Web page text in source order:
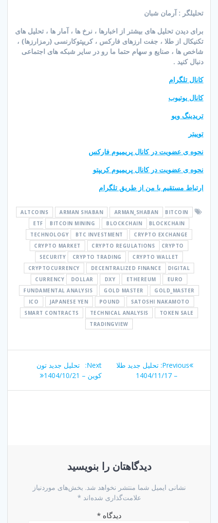
تحلیلگر : آرمان شبان
برای دیدن تحلیل های بیشتر از اخبارها ، نرخ ها ، آمار ها ، تحلیل های
تکنیکال از طلا ، جفت ارزهای فارکس ، کریپتوکارنسی (رمزارزها) ،
شاخص ها ، صنایع و سهام حتما ما رو در سایر شبکه های اجتماعی
دنبال کنید .
کانال تلگرام
کانال یوتیوب
تریدینگ ویو
توییتر
نحوه ی عضویت در کانال پریمیوم فارکس
نحوه ی عضویت در کانال پریمیوم کریپتو
ارتباط مستقیم با من از طریق تلگرام
ALTCOINS ARMAN SHABAN ARMAN_SHABAN
BITCOIN
ETF
BITCOIN MINING BLOCKCHAIN
BLOCKCHAIN
TECHNOLOGY
BTC INVESTMENT
CRYPTO EXCHANGE
CRYPTO MARKET
CRYPTO REGULATIONS
CRYPTO
SECURITY
CRYPTO TRADING
CRYPTO WALLET
CRYPTOCURRENCY
DECENTRALIZED FINANCE
DIGITAL
CURRENCY
DOLLAR DXY ETHEREUM
EURO
FUNDAMENTAL ANALYSIS
GOLD MASTER
GOLD_MASTER
ICO
JAPANESE YEN POUND
SATOSHI NAKAMOTO
SMART CONTRACTS
TECHNICAL ANALYSIS
TOKEN SALE
TRADINGVIEW
راهبری
نوشته
Previous:
Previous
post:
تحلیل جدید طلا
– 1404/11/17
Next:
Next
post:
تحلیل جدید تون
کوین – 1404/10/21
دیدگاهتان را بنویسید
نشانی ایمیل شما منتشر نخواهد شد. بخش‌های موردنیاز
علامت‌گذاری شده‌اند *
دیدگاه*